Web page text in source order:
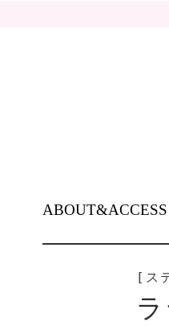
TO
CONTENT
ABOUT&ACCESS
[ス